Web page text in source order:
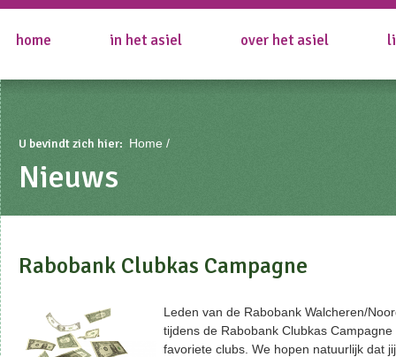
home in het asiel over het asiel
U bevindt zich hier: Home
Nieuws
Rabobank Clubkas Campagne
Leden van de Rabobank Walcheren/
tijdens de Rabobank Clubkas
favoriete clubs. We hopen natuurlijk dat